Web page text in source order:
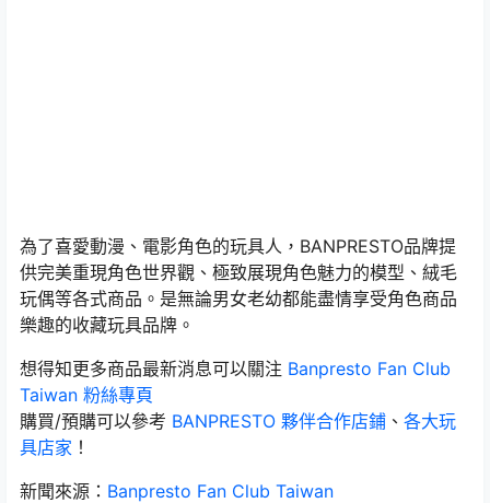
為了喜愛動漫、電影角色的玩具人，BANPRESTO品牌提
供完美重現角色世界觀、極致展現角色魅力的模型、絨毛
玩偶等各式商品。是無論男女老幼都能盡情享受角色商品
樂趣的收藏玩具品牌。
想得知更多商品最新消息可以關注 Banpresto Fan Club
Taiwan 粉絲專頁
購買/預購可以參考 BANPRESTO 夥伴合作店鋪 、 各大玩
具店家 ！
新聞來源： Banpresto Fan Club Taiwan